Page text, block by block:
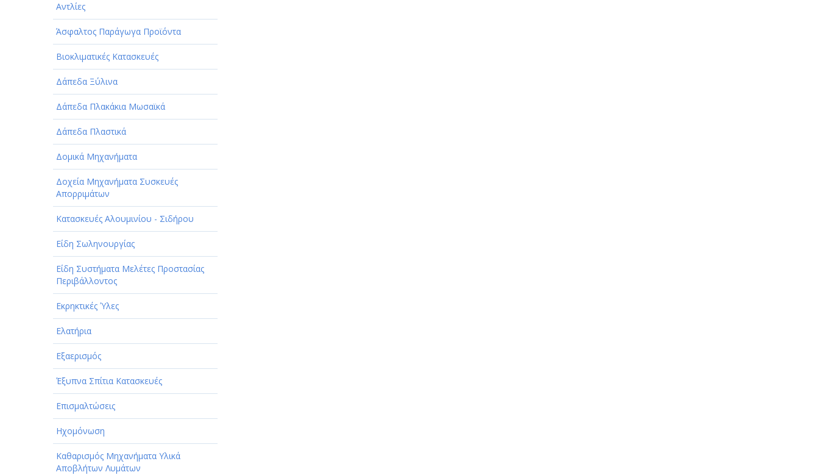
Αντλίες
Άσφαλτος Παράγωγα Προϊόντα
Βιοκλιματικές Κατασκευές
Δάπεδα Ξύλινα
Δάπεδα Πλακάκια Μωσαϊκά
Δάπεδα Πλαστικά
Δομικά Μηχανήματα
Δοχεία Μηχανήματα Συσκευές
Απορριμάτων
Κατασκευές Αλουμινίου - Σιδήρου
Είδη Σωληνουργίας
Είδη Συστήματα Μελέτες Προστασίας
Περιβάλλοντος
Εκρηκτικές Ύλες
Ελατήρια
Εξαερισμός
Έξυπνα Σπίτια Κατασκευές
Επισμαλτώσεις
Ηχομόνωση
Καθαρισμός Μηχανήματα Υλικά
Αποβλήτων Λυμάτων